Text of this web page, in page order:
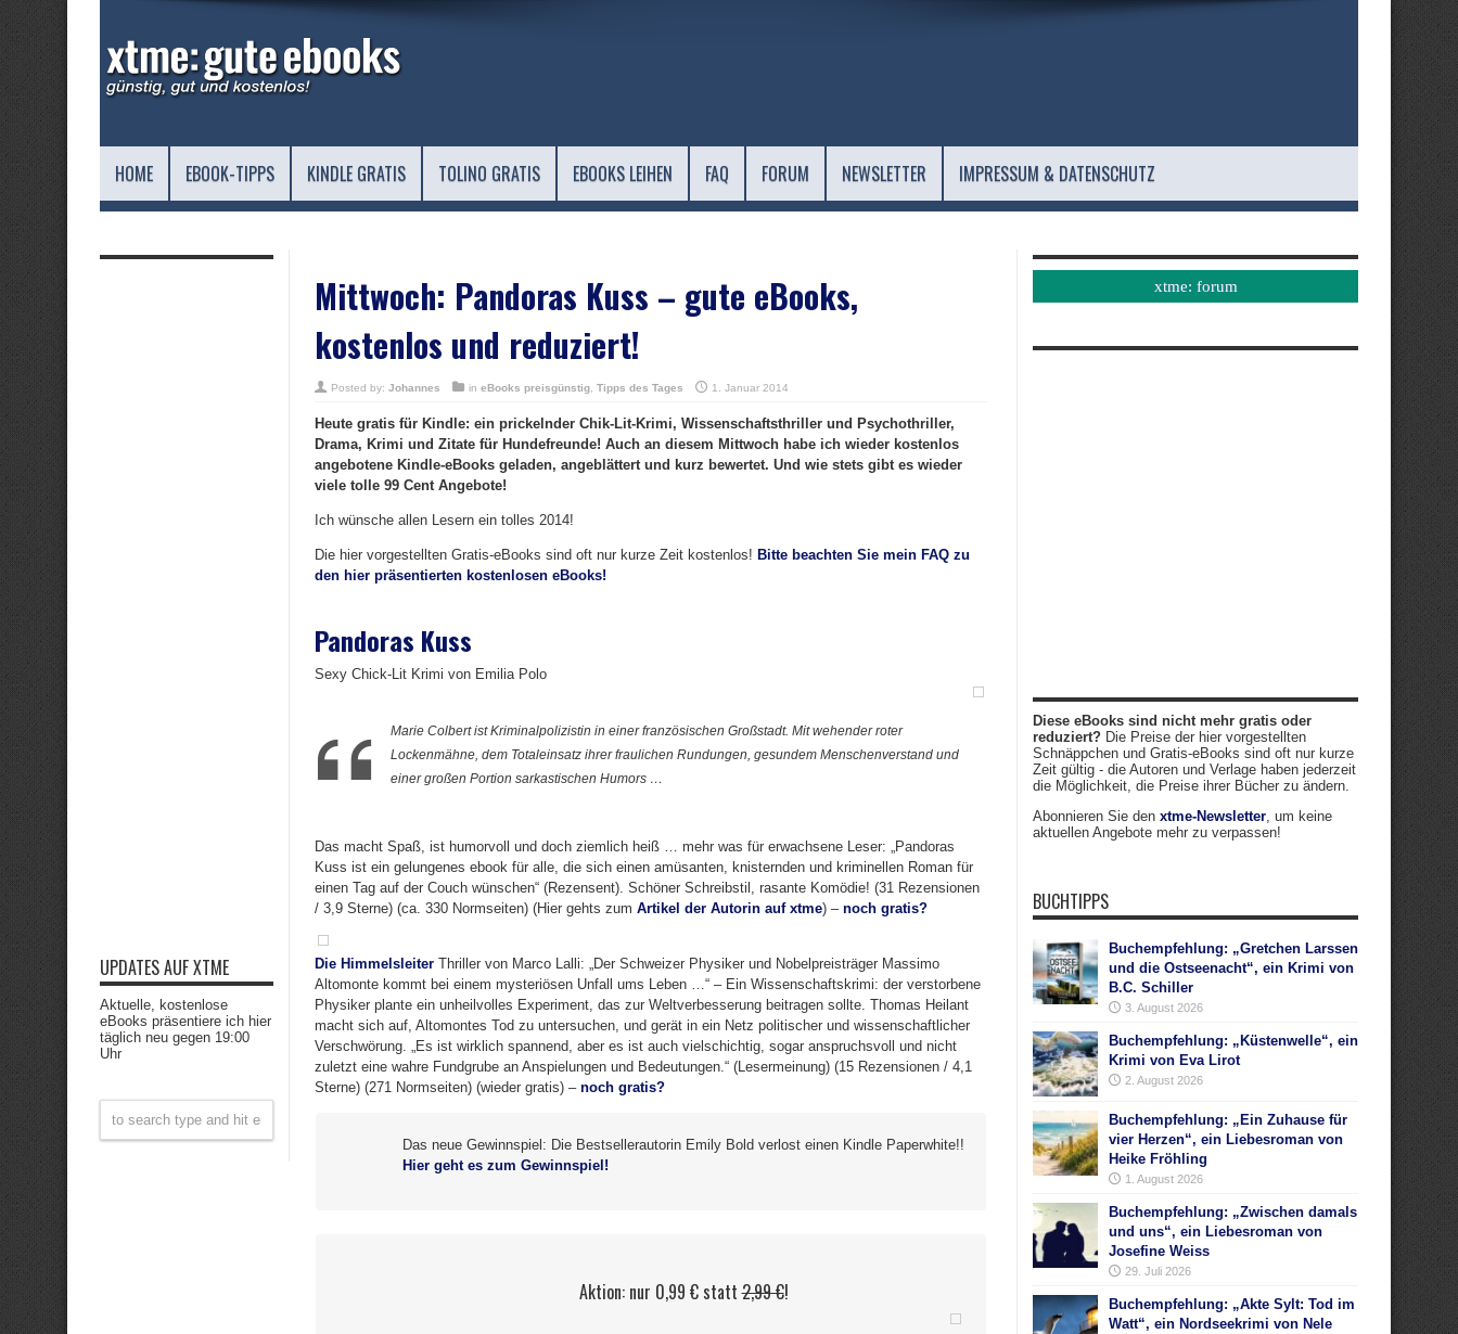
HOME EBOOK-TIPPS KINDLE GRATIS TOLINO GRATIS EBOOKS LEIHEN FAQ FORUM NEWSLETTER IMPRESSUM & DATENSCHUTZ
Mittwoch: Pandoras Kuss – gute eBooks,
kostenlos und reduziert!
Posted by: Johannes in eBooks preisgünstig Tipps des Tages 1. Januar 2014
Heute gratis für Kindle: ein prickelnder Chik-Lit-Krimi, Wissenschaftsthriller und Psychothriller,
Drama, Krimi und Zitate für Hundefreunde! Auch an diesem Mittwoch habe ich wieder kostenlos
angebotene Kindle-eBooks geladen, angeblättert und kurz bewertet. Und wie stets gibt es wieder
viele tolle 99 Cent Angebote!
Ich wünsche allen Lesern ein tolles 2014!
Die hier vorgestellten Gratis-eBooks sind oft nur kurze Zeit kostenlos! Bitte beachten Sie mein FAQ zu
den hier präsentierten kostenlosen eBooks!
Pandoras Kuss
Sexy Chick-Lit Krimi von Emilia Polo
Marie Colbert ist Kriminalpolizistin in einer französischen Großstadt. Mit wehender roter
Lockenmähne, dem Totaleinsatz ihrer fraulichen Rundungen, gesundem Menschenverstand und
einer großen Portion sarkastischen Humors …
Das macht Spaß, ist humorvoll und doch ziemlich heiß … mehr was für erwachsene Leser: „Pandoras
Kuss ist ein gelungenes ebook für alle, die sich einen amüsanten, knisternden und kriminellen Roman für
einen Tag auf der Couch wünschen“ (Rezensent). Schöner Schreibstil, rasante Komödie! (31 Rezensionen
/ 3,9 Sterne) (ca. 330 Normseiten) (Hier gehts zum Artikel der Autorin auf xtme) – noch gratis?
Die Himmelsleiter Thriller von Marco Lalli: „Der Schweizer Physiker und Nobelpreisträger Massimo
Altomonte kommt bei einem mysteriösen Unfall ums Leben …“ – Ein Wissenschaftskrimi: der verstorbene
Physiker plante ein unheilvolles Experiment, das zur Weltverbesserung beitragen sollte. Thomas Heilant
macht sich auf, Altomontes Tod zu untersuchen, und gerät in ein Netz politischer und wissenschaftlicher
Verschwörung. „Es ist wirklich spannend, aber es ist auch vielschichtig, sogar anspruchsvoll und nicht
zuletzt eine wahre Fundgrube an Anspielungen und Bedeutungen.“ (Lesermeinung) (15 Rezensionen / 4,1
Sterne) (271 Normseiten) (wieder gratis) – noch gratis?
Das neue Gewinnspiel: Die Bestsellerautorin Emily Bold verlost einen Kindle Paperwhite!!
Hier geht es zum Gewinnspiel!
Aktion: nur 0,99 € statt2,99 €!
UPDATES AUF XTME
Aktuelle, kostenlose
eBooks präsentiere ich hier
täglich neu gegen 19:00
Uhr
xtme: forum
Diese eBooks sind nicht mehr gratis oder
reduziert? Die Preise der hier vorgestellten
Schnäppchen und Gratis-eBooks sind oft nur kurze
Zeit gültig - die Autoren und Verlage haben jederzeit
die Möglichkeit, die Preise ihrer Bücher zu ändern.
Abonnieren Sie den xtme-Newsletter, um keine
aktuellen Angebote mehr zu verpassen!
BUCHTIPPS
Buchempfehlung: „Gretchen Larssen
und die Ostseenacht“, ein Krimi von
B.C. Schiller
3. August 2026
Buchempfehlung: „Küstenwelle“, ein
Krimi von Eva Lirot
2. August 2026
Buchempfehlung: „Ein Zuhause für
vier Herzen“, ein Liebesroman von
Heike Fröhling
1. August 2026
Buchempfehlung: „Zwischen damals
und uns“, ein Liebesroman von
Josefine Weiss
29. Juli 2026
Buchempfehlung: „Akte Sylt: Tod im
Watt“, ein Nordseekrimi von Nele